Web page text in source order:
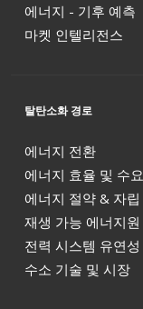
에너지 - 기후 예측
마켓 인텔리전스
탈탄소화 경로
에너지 전환
에너지 효율 및 수요
에너지 절약 & 자립
재생 가능 에너지원
전력 시스템 유연성
수소 기술 및 시장